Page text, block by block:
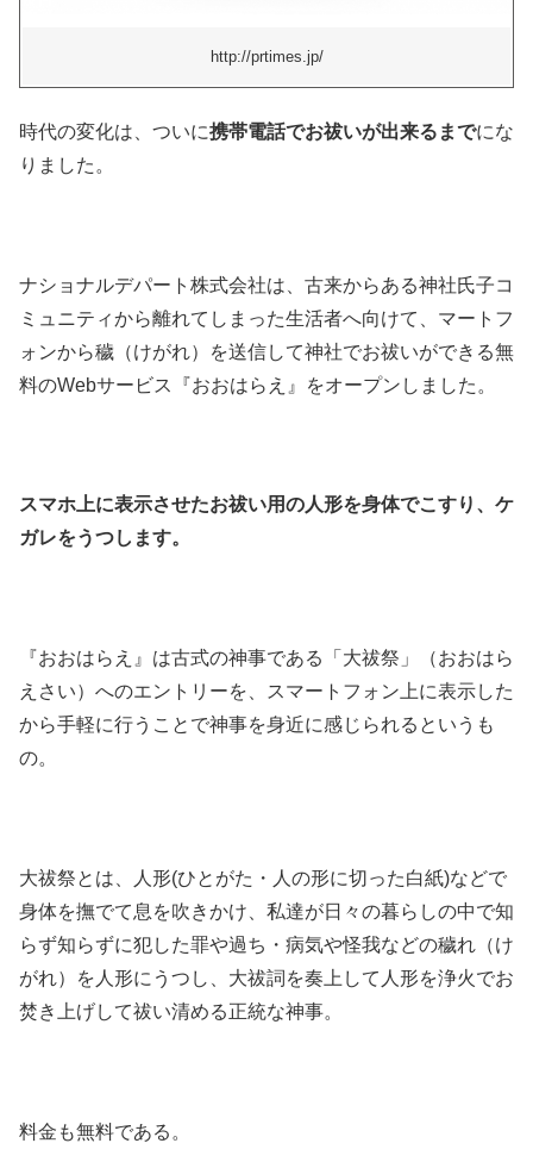
http://prtimes.jp/
時代の変化は、ついに携帯電話でお祓いが出来るまでにな
りました。
ナショナルデパート株式会社は、古来からある神社氏子コ
ミュニティから離れてしまった生活者へ向けて、マートフ
ォンから穢（けがれ）を送信して神社でお祓いができる無
料のWebサービス『おおはらえ』をオープンしました。
スマホ上に表示させたお祓い用の人形を身体でこすり、ケ
ガレをうつします。
『おおはらえ』は古式の神事である「大祓祭」（おおはら
えさい）へのエントリーを、スマートフォン上に表示した
から手軽に行うことで神事を身近に感じられるというも
の。
大祓祭とは、人形(ひとがた・人の形に切った白紙)などで
身体を撫でて息を吹きかけ、私達が日々の暮らしの中で知
らず知らずに犯した罪や過ち・病気や怪我などの穢れ（け
がれ）を人形にうつし、大祓詞を奏上して人形を浄火でお
焚き上げして祓い清める正統な神事。
料金も無料である。